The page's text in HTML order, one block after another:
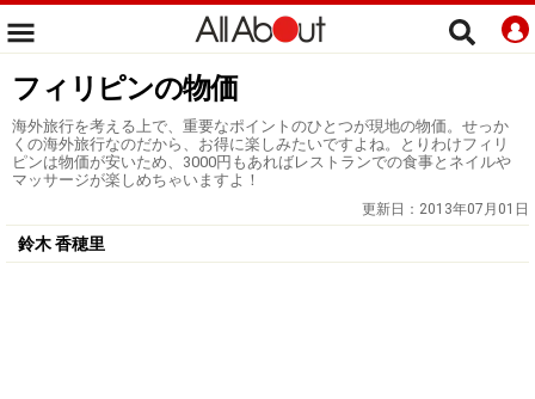
フィリピンの物価
海外旅行を考える上で、重要なポイントのひとつが現地の物価。せっか
くの海外旅行なのだから、お得に楽しみたいですよね。とりわけフィリ
ピンは物価が安いため、3000円もあればレストランでの食事とネイルや
マッサージが楽しめちゃいますよ！
更新日： 2013年07月01日
鈴木 香穂里